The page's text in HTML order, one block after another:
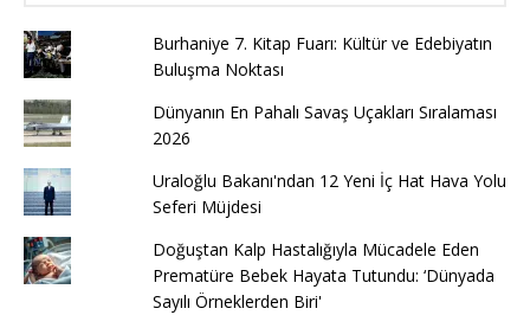
Burhaniye 7. Kitap Fuarı: Kültür ve Edebiyatın
Buluşma Noktası
Dünyanın En Pahalı Savaş Uçakları Sıralaması
2026
Uraloğlu Bakanı'ndan 12 Yeni İç Hat Hava Yolu
Seferi Müjdesi
Doğuştan Kalp Hastalığıyla Mücadele Eden
Prematüre Bebek Hayata Tutundu: ‘Dünyada
Sayılı Örneklerden Biri'